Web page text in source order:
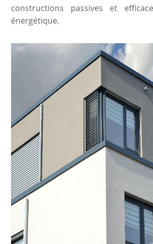
constructions passives et
énergétique.